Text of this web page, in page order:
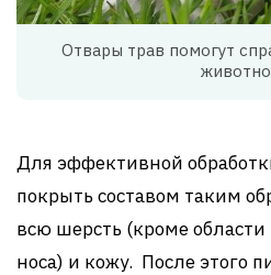
Отвары трав помогут
Для эффективной
покрыть составом таким
всю шерсть (кроме области
носа) и кожу. После этого